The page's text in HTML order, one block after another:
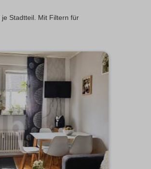
je Stadtteil. Mit Filtern für